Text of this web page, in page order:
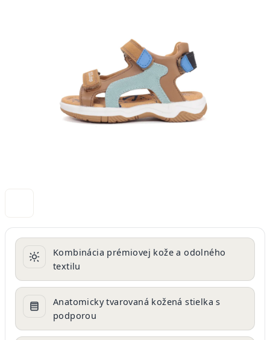
Kombinácia prémiovej kože a odolného
textilu
Anatomicky tvarovaná kožená stielka s
podporou